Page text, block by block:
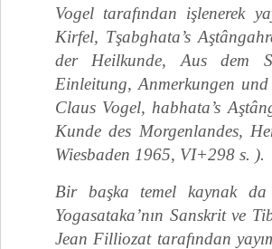
Vogel tarafından işlenerek
Kirfel, Tşabghata’s
der Heilkunde, Aus dem
Einleitung, Anmerkungen
Claus Vogel, habhata’s
Kunde des Morgenlandes,
Wiesbaden 1965, VI+298 s. ).
Bir başka temel kaynak da
Yogasataka’nın Sanskrit ve
Jean Filliozat tarafından